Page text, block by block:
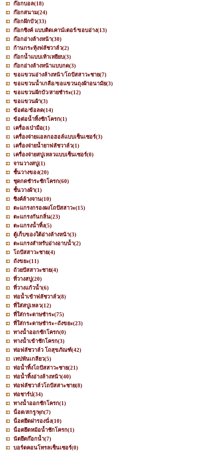
ก๊อกบอล(18)
ก๊อกสนาม(24)
ก๊อกฝักบัว(33)
ก๊อกซิงค์ แบบติดเคาน์เตอร์/ขอบอ่าง(13)
ก๊อกอ่างล้างหน้า(30)
ก้านกระทุ้งฟลัชวาล์ว(2)
ก๊อกน้ำแบบเท้าเหยียบ(3)
ก๊อกอ่างล้างหน้าแบบกด(3)
ขอแขวนอ่างล้างหน้า/โถปัสสาวะชาย(7)
ขอแขวนน้ำเกลือ/ขอแขวนถุงผ้าอนามัย(3)
ขอแขวนฝักบัว/สายชำระ(12)
ขอแขวนผ้า(3)
ข้อต่อ/ข้อลด(14)
ข้อต่อน้ำทิ้งชักโครก(1)
เครื่องเป่ามือ(1)
เครื่องจ่ายแอลกอฮอล์แบบเซ็นเซอร์(3)
เครื่องจ่ายน้ำยาฟลัชวาล์ว(1)
เครื่องจ่ายสบู่เหลวแบบเซ็นเซอร์(0)
จานวางสบู่(1)
ชั้นวางของ(20)
ชุดกดชำระชักโครก(60)
ชั้นวางผ้า(1)
ซิงค์ล้างจาน(10)
ตะแกรงกรองผงโถปัสสาวะ(15)
ตะแกรงกันกลิ่น(23)
ตะแกรงน้ำทิ้ง(5)
ตู้เก็บของใต้อ่างล้างหน้า(3)
ตะแกรงสำหรับอ่างอาบน้ำ(2)
โถปัสสาวะชาย(4)
ถังขยะ(11)
ถ้วยปัสสาวะชาย(4)
ที่วางสบู่(20)
ที่วางแก้วน้ำ(6)
ท่อน้ำเข้าฟลัชวาล์ว(8)
ที่ใส่สบู่เหลว(12)
ที่ใส่กระดาษชำระ(75)
ที่ใส่กระดาษชำระ+ถังขยะ(23)
ทางน้ำออกชักโครก(0)
ทางน้ำเข้าชักโครก(3)
ท่อฟลัชวาล์ว โถสุขภัณฑ์(42)
เทปพันเกลียว(5)
ท่อน้ำทิ้งโถปัสสาวะชาย(21)
ท่อน้ำทิ้งอ่างล้างหน้า(40)
ท่อฟลัชวาล์วโถปัสสาะชาย(8)
ท่อชาร์ป(34)
ทางน้ำออกชักโครก(1)
น็อต/สกรู/พุก(7)
น็อตยึดฝารองนั่ง(10)
น็อตยึดหม้อน้ำชักโครก(1)
นัตยึดก๊อกน้ำ(7)
บอร์ดคอนโทรลเซ็นเซอร์(0)